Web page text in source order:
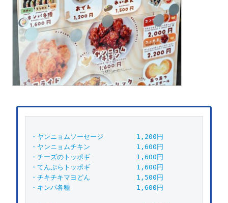
・ヤンニョムソーセージ　　　　　1,200円
・ヤンニョムチキン　　　　　　　1,600円
・チーズのトッポギ　　　　　　　1,600円
・てんぷらトッポギ　　　　　　　1,600円
・チキチキマヨどん　　　　　　　1,500円
・キンパ各種　　　　　　　　　　1,600円